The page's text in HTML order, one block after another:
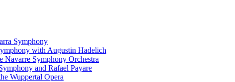
Symphony
with Augustin Hadelich
Navarre Symphony Orchestra
and Rafael Payare
Wuppertal Opera